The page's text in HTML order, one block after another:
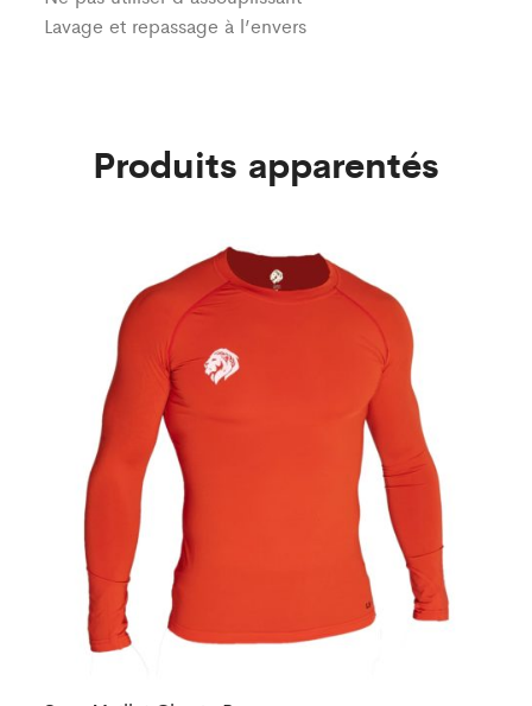
Lavage et repassage à l’envers
Produits apparentés